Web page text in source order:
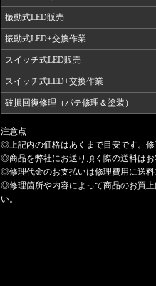
振動式LED販売
振動式LED+交換作業
スイッチ式LED販売
スイッチ式LED+交換作業
破損回復修理（パテ修理＆塗装）
注意点
◎上記内の価格はあくまで目安です。
◎商品を弊社にお送り頂く際の送料は
◎修理代金のお支払いは修理費用に送
◎修理箇所や内容によって商品のお買
い。